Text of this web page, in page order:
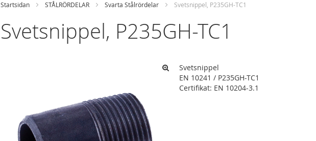
Startsidan STÅLRÖRDELAR Svarta Stålrördelar Svetsnippel, P235GH-TC1
Svetsnippel, P235GH-TC1
Svetsnippel
EN 10241 / P235GH-TC1
Certifikat: EN 10204-3.1